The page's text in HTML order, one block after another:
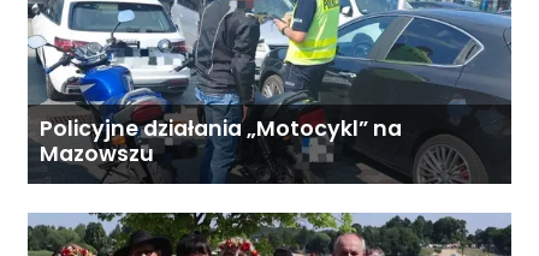
Policyjne działania „Motocykl” na
Mazowszu